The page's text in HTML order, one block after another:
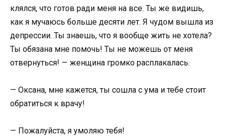
клялся, что готов ради меня на все. Ты же видишь,
как я мучаюсь больше десяти лет. Я чудом вышла из
депрессии. Ты знаешь, что я вообще жить не хотела?
Ты обязана мне помочь! Ты не можешь от меня
отвернуться! — женщина громко расплакалась.
— Оксана, мне кажется, ты сошла с ума и тебе стоит
обратиться к врачу!
— Пожалуйста, я умоляю тебя!